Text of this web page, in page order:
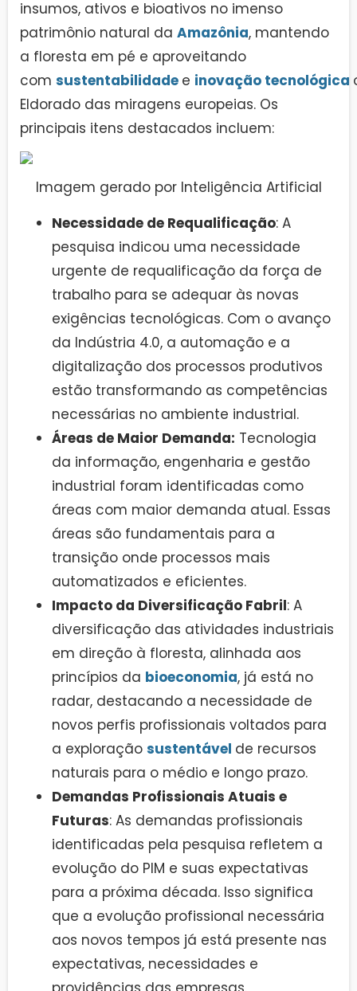
insumos, ativos e bioativos no imenso
patrimônio natural da Amazônia, mantendo
a floresta em pé e aproveitando
com sustentabilidade e inovação tecnológica
Eldorado das miragens europeias. Os
principais itens destacados incluem:
Imagem gerado por Inteligência Artificial
Necessidade de Requalificação: A
pesquisa indicou uma necessidade
urgente de requalificação da força de
trabalho para se adequar às novas
exigências tecnológicas. Com o avanço
da Indústria 4.0, a automação e a
digitalização dos processos produtivos
estão transformando as competências
necessárias no ambiente industrial.
Áreas de Maior Demanda: Tecnologia
da informação, engenharia e gestão
industrial foram identificadas como
áreas com maior demanda atual. Essas
áreas são fundamentais para a
transição onde processos mais
automatizados e eficientes.
Impacto da Diversificação Fabril: A
diversificação das atividades industriais
em direção à floresta, alinhada aos
princípios da bioeconomia, já está no
radar, destacando a necessidade de
novos perfis profissionais voltados para
a exploração sustentável de recursos
naturais para o médio e longo prazo.
Demandas Profissionais Atuais e
Futuras: As demandas profissionais
identificadas pela pesquisa refletem a
evolução do PIM e suas expectativas
para a próxima década. Isso significa
que a evolução profissional necessária
aos novos tempos já está presente nas
expectativas, necessidades e